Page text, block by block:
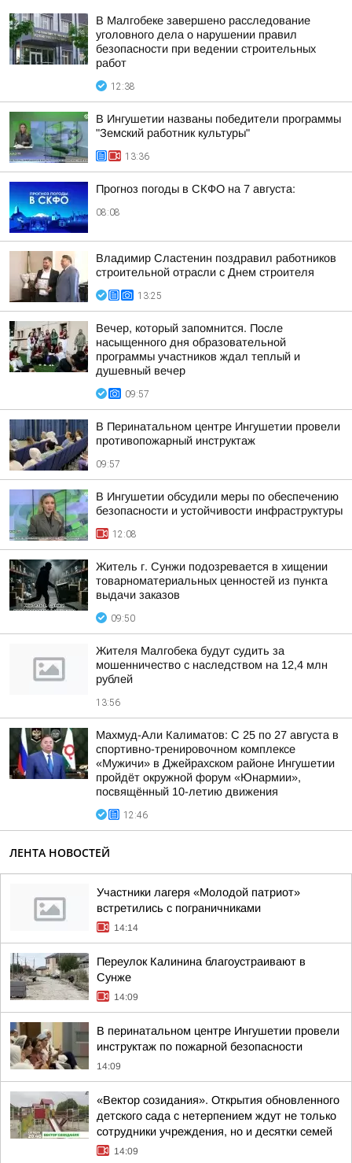
В Малгобеке завершено расследование
уголовного дела о нарушении правил
безопасности при ведении строительных
работ
12:38
В Ингушетии названы победители программы
"Земский работник культуры"
13:36
Прогноз погоды в СКФО на 7 августа:
08:08
Владимир Сластенин поздравил работников
строительной отрасли с Днем строителя
13:25
Вечер, который запомнится. После
насыщенного дня образовательной
программы участников ждал теплый и
душевный вечер
09:57
В Перинатальном центре Ингушетии провели
противопожарный инструктаж
09:57
В Ингушетии обсудили меры по обеспечению
безопасности и устойчивости инфраструктуры
12:08
Житель г. Сунжи подозревается в хищении
товарноматериальных ценностей из пункта
выдачи заказов
09:50
Жителя Малгобека будут судить за
мошенничество с наследством на 12,4 млн
рублей
13:56
Махмуд-Али Калиматов: С 25 по 27 августа в
спортивно-тренировочном комплексе
«Мужичи» в Джейрахском районе Ингушетии
пройдёт окружной форум «Юнармии»,
посвящённый 10-летию движения
12:46
ЛЕНТА НОВОСТЕЙ
Участники лагеря «Молодой патриот»
встретились с пограничниками
14:14
Переулок Калинина благоустраивают в
Сунже
14:09
В перинатальном центре Ингушетии провели
инструктаж по пожарной безопасности
14:09
«Вектор созидания». Открытия обновленного
детского сада с нетерпением ждут не только
сотрудники учреждения, но и десятки семей
14:09